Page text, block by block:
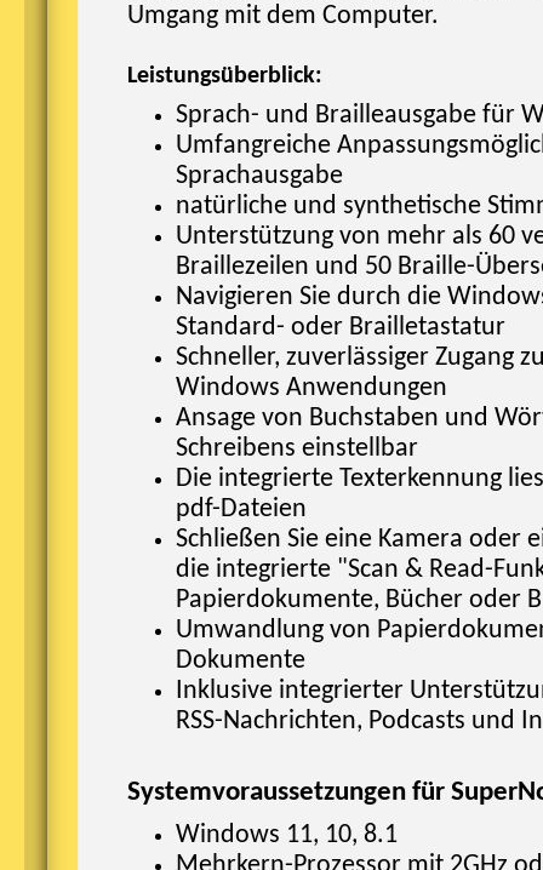
Umgang mit dem Computer.
Leistungsüberblick:
Sprach- und Brailleausgabe für
Umfangreiche
Sprachausgabe
natürliche und synthetische
Unterstützung von mehr als 60
Braillezeilen und 50 Braille-
Navigieren Sie durch die
Standard- oder Brailletastatur
Schneller, zuverlässiger Zugang
Windows Anwendungen
Ansage von Buchstaben und
Schreibens einstellbar
Die integrierte Texterkennung
pdf-Dateien
Schließen Sie eine Kamera oder
die integrierte "Scan & Read-
Papierdokumente, Bücher oder
Umwandlung von
Dokumente
Inklusive integrierter
RSS-Nachrichten, Podcasts und
Systemvoraussetzungen für
Windows 11, 10, 8.1